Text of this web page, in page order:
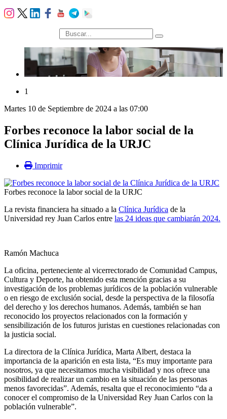
búsqueda
1
Martes 10 de Septiembre de 2024 a las 07:00
Forbes reconoce la labor social de la
Clínica Jurídica de la URJC
Imprimir
Forbes reconoce la labor social de la URJC
La revista financiera ha situado a la Clínica Jurídica de la
Universidad rey Juan Carlos entre las 24 ideas que cambiarán 2024.
Ramón Machuca
La oficina, perteneciente al vicerrectorado de Comunidad Campus,
Cultura y Deporte, ha obtenido esta mención gracias a su
investigación de los problemas jurídicos de la población vulnerable
o en riesgo de exclusión social, desde la perspectiva de la filosofía
del derecho y los derechos humanos. Además, también se han
reconocido los proyectos relacionados con la formación y
sensibilización de los futuros juristas en cuestiones relacionadas con
la justicia social.
La directora de la Clínica Jurídica, Marta Albert, destaca la
importancia de la aparición en esta lista, “Es muy importante para
nosotros, ya que necesitamos mucha visibilidad y nos ofrece una
posibilidad de realizar un cambio en la situación de las personas
menos favorecidas”. Además, resalta que el reconocimiento “da a
conocer el compromiso de la Universidad Rey Juan Carlos con la
población vulnerable”.